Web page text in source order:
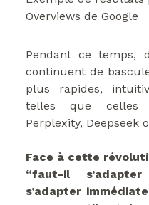
Overviews de Google
Pendant ce temps,
continuent de
plus rapides,
telles que celles
Perplexity, Deepseek
Face à cette
“faut-il
s’adapter